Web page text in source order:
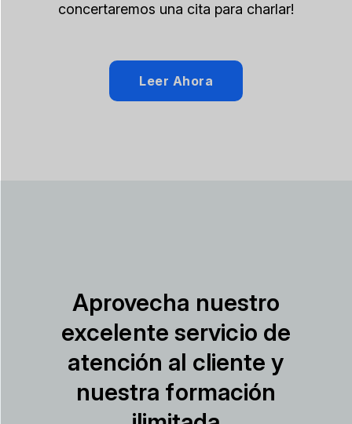
concertaremos una cita para charlar!
Leer Ahora
Aprovecha nuestro
excelente servicio de
atención al cliente y
nuestra formación